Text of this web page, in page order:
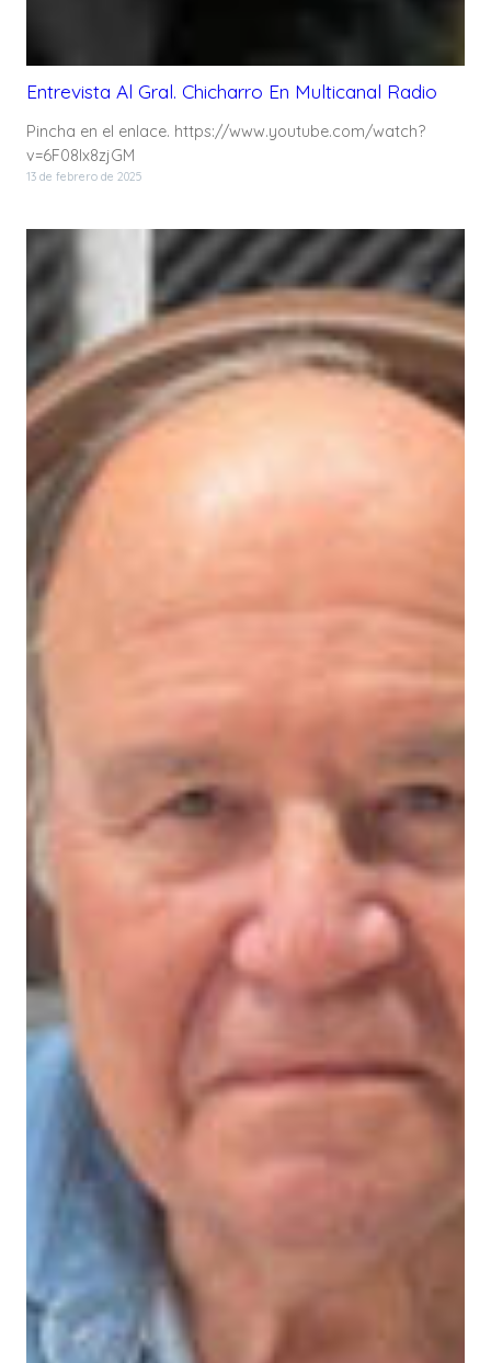
Entrevista Al Gral. Chicharro En Multicanal Radio
Pincha en el enlace. https://www.youtube.com/watch?
v=6F08Ix8zjGM
13 de febrero de 2025